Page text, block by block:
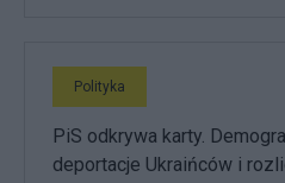
Polityka
PiS odkrywa karty.
deportacje Ukraińców i